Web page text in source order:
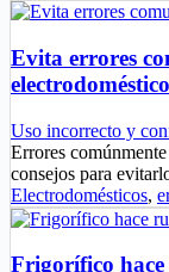
Evita errores
Uso incorrecto y
Errores
consejos para
Electrodomésticos,
Frigorífico